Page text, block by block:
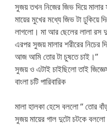
সুজয় তখন নিজের জিভ দিয়ে
মায়ের মুখের মধ্যে জিভ টা ঢুকিয়ে
লাগলো। মা আর ছেলের লালা রস
এরপর সুজয় মালার শরীরের নিচের
আজ আমি তোর টা চুষতে চাই।”
সুজয় ও এটাই চাইছিলো তাই
বাংলা চটি পারিবারিক
মালা হালকা হেসে বললো ” তোর
সুজয় মায়ের গাল দুটো চটকে